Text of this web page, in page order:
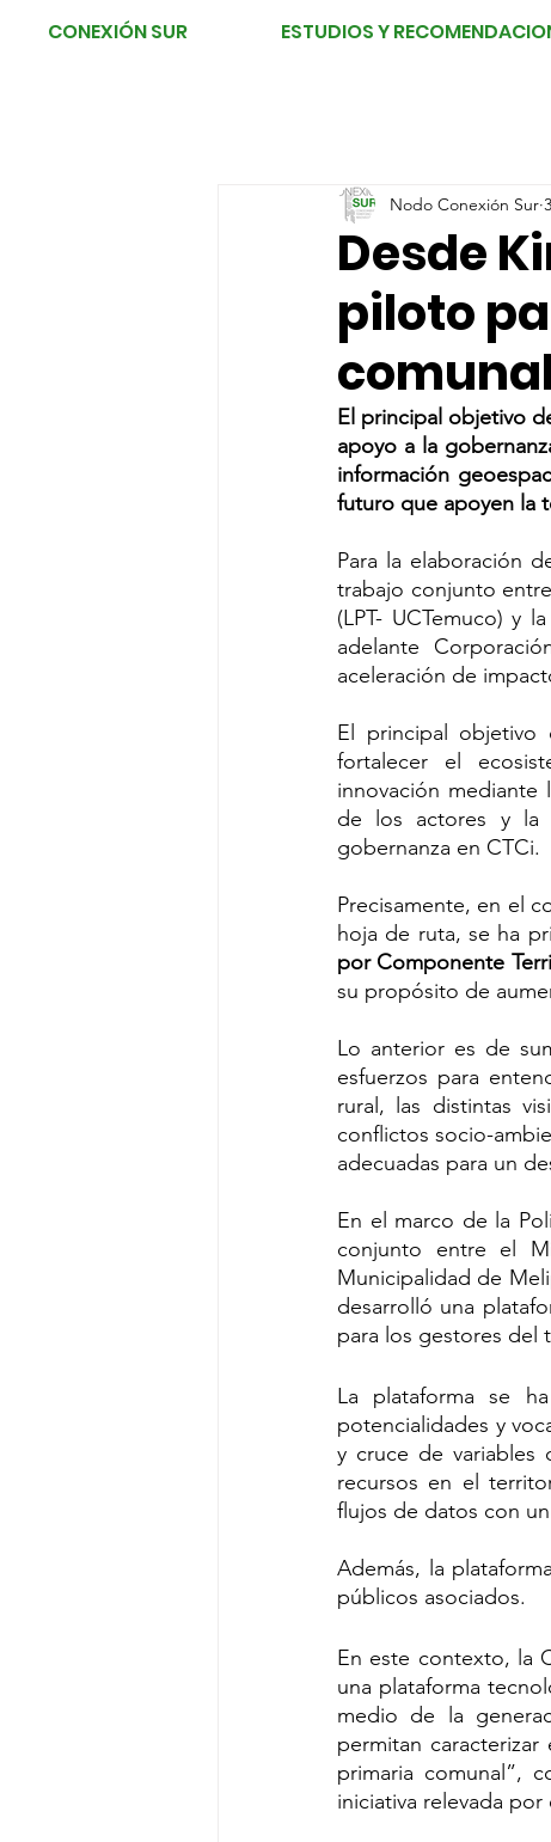
CONEXIÓN SUR ESTUDIOS Y
Desde
piloto
Nodo Conexión Sur
El principal objetivo
apoyo a la
información
futuro que apoyen la
Para la elaboración
trabajo conjunto
(LPT- UCTemuco) y
adelante
aceleración de
El principal objetivo
fortalecer el
innovación mediante
de los actores y la
gobernanza en CTCi.
Precisamente, en el
hoja de ruta, se ha
por Componente
su propósito de
Lo anterior es de
esfuerzos para
rural, las distintas
conflictos socio-
adecuadas para un
En el marco de la
conjunto entre el
Municipalidad de
desarrolló una
para los gestores del
La plataforma se
potencialidades y
y cruce de variables
recursos en el
flujos de datos con
Además, la
públicos asociados.
En este contexto, la
una plataforma
medio de la
permitan
primaria comunal”,
iniciativa relevada